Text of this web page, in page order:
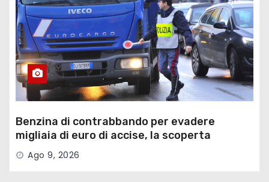
Benzina di contrabbando per evadere
migliaia di euro di accise, la scoperta
Ago 9, 2026